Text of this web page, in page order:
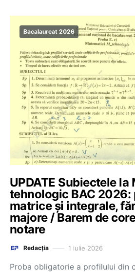
Bacalaureat 2026
UPDATE Subiectele la
tehnologic BAC 2026:
matrice și integrale,
majore / Barem de
notare
Redacția 1 iulie 2026
Proba obligatorie a profilului din